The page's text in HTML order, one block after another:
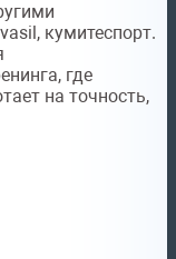
кумитеспорт.
где
на точность,